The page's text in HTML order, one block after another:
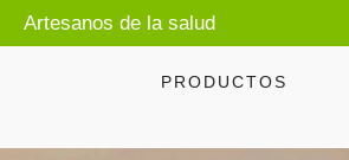
Artesanos de la salud
PRODUCTOS